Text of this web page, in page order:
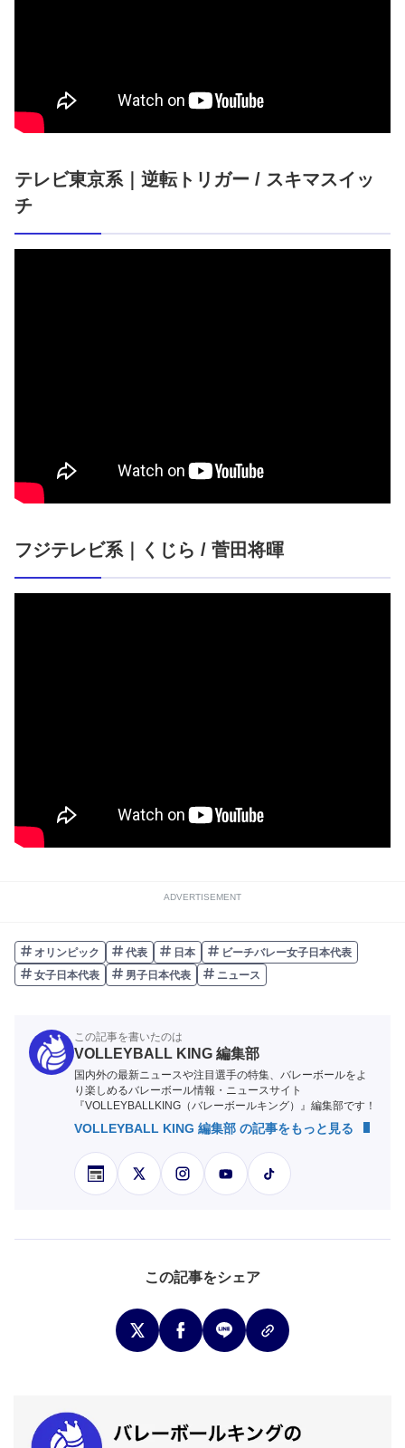
テレビ東京系｜逆転トリガー / スキマスイッ
チ
フジテレビ系｜くじら / 菅田将暉
ADVERTISEMENT
オリンピック 代表 日本
ビーチバレー女子日本代表
女子日本代表
男子日本代表 ニュース
この記事を書いたのは
VOLLEYBALL KING 編集部
国内外の最新ニュースや注目選手の特集、バレーボールをよ
り楽しめるバレーボール情報・ニュースサイト
『VOLLEYBALLKING（バレーボールキング）』編集部です！
VOLLEYBALL KING 編集部 の記事をもっと見る
この記事をシェア